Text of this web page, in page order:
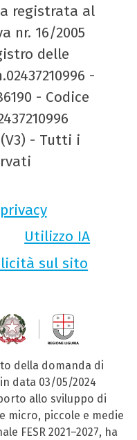
registrata al
nr. 16/2005
delle
-
- Codice
- Tutti i
Utilizzo IA
sul sito
della domanda di
data 03/05/2024
allo sviluppo di
micro, piccole e medie
FESR 2021–2027, ha